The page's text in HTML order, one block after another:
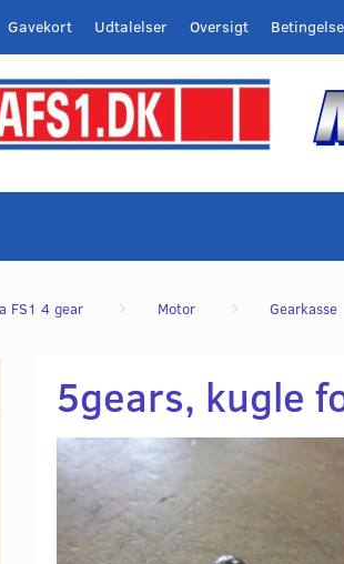
Oversigt
Udtalelser
Gavekort
FS1 4 gear Motor Gearkasse
5gears, kugle